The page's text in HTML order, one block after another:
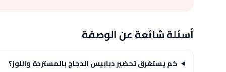
أسئلة شائعة عن الوصفة
كم يستغرق تحضير دبابيس الدجاج بالمستردة واللوز؟